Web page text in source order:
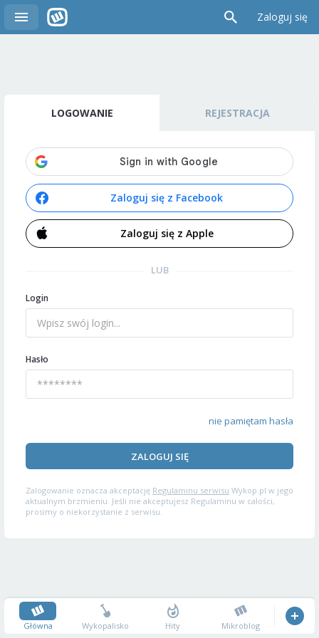
Zaloguj się
LOGOWANIE REJESTRACJA
Zaloguj się z Facebook
Zaloguj się z Apple
LUB
Login
Hasło
nie pamiętam hasła
ZALOGUJ SIĘ
Zalogowanie oznacza akceptację Regulaminu serwisu Wykop.pl w jego
aktualnym brzmieniu. Jeśli nie akceptujesz Regulaminu w całości,
prosimy o niekorzystanie z serwisu.
Główna Wykopalisko Hity Mikroblog